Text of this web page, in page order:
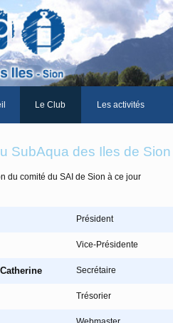
Le Club
Les membres du club
La Cabane des Iles
Le domaine des Iles
Adhérer/Devenir membre
Les activités
SubAqua des Iles de Sion
du comité du SAI de Sion à ce jour
Président
Vice-Présidente
Secrétaire
Trésorier